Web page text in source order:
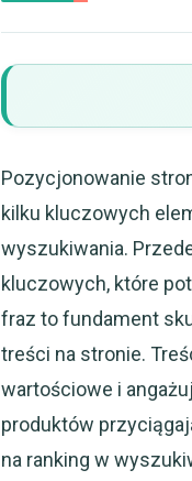
Pozycjonowanie
kilku kluczowych
wyszukiwania.
kluczowych, które
fraz to fundament
treści na stronie.
wartościowe i
produktów
na ranking w